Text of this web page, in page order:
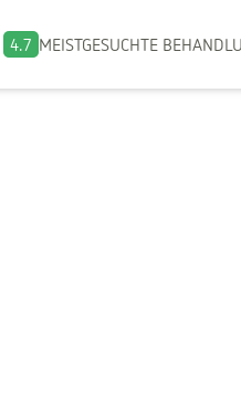
4.7 MEISTGESUCHTE